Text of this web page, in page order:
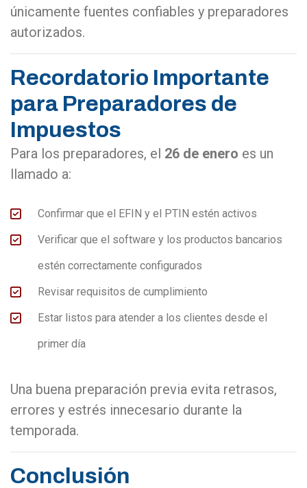
únicamente fuentes confiables y preparadores
autorizados.
Recordatorio Importante
para Preparadores de
Impuestos
Para los preparadores, el 26 de enero es un
llamado a:
Confirmar que el EFIN y el PTIN estén activos
Verificar que el software y los productos bancarios
estén correctamente configurados
Revisar requisitos de cumplimiento
Estar listos para atender a los clientes desde el
primer día
Una buena preparación previa evita retrasos,
errores y estrés innecesario durante la
temporada.
Conclusión